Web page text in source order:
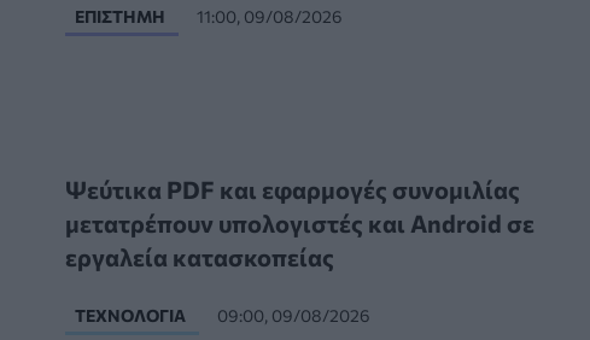
ΕΠΙΣΤΉΜΗ 11:00, 09/08/2026
Ψεύτικα PDF και εφαρμογές συνομιλίας
μετατρέπουν υπολογιστές και Android σε
εργαλεία κατασκοπείας
ΤΕΧΝΟΛΟΓΊΑ 09:00, 09/08/2026